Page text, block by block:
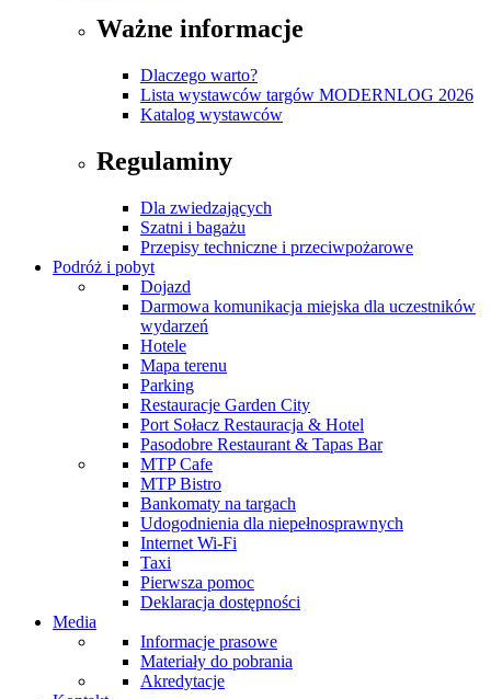
Ważne informacje
Dlaczego warto?
Lista wystawców targów MODERNLOG 2026
Katalog wystawców
Regulaminy
Dla zwiedzających
Szatni i bagażu
Przepisy techniczne i przeciwpożarowe
Podróż i pobyt
Dojazd
Darmowa komunikacja miejska dla uczestników
wydarzeń
Hotele
Mapa terenu
Parking
Restauracje Garden City
Port Sołacz Restauracja & Hotel
Pasodobre Restaurant & Tapas Bar
MTP Cafe
MTP Bistro
Bankomaty na targach
Udogodnienia dla niepełnosprawnych
Internet Wi-Fi
Taxi
Pierwsza pomoc
Deklaracja dostępności
Media
Informacje prasowe
Materiały do pobrania
Akredytacje